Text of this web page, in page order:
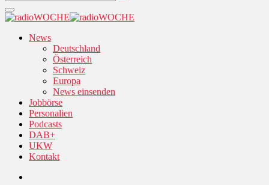
News
Deutschland
Österreich
Schweiz
Europa
News einsenden
Jobbörse
Personalien
Podcasts
DAB+
UKW
Kontakt